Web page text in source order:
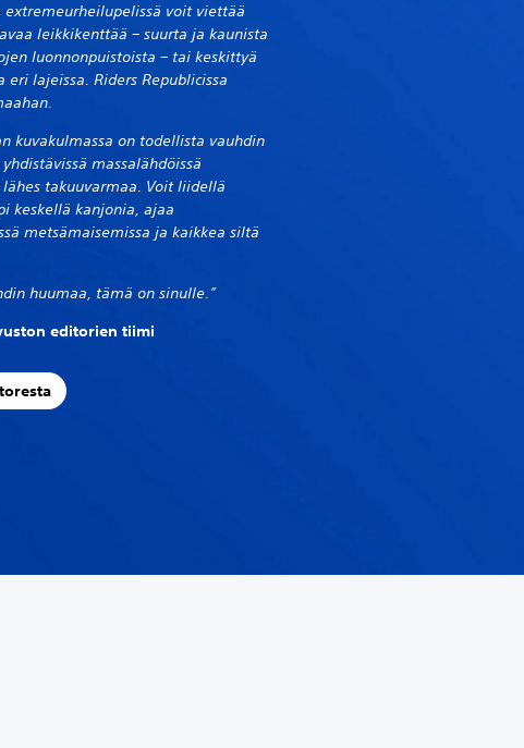
extremeurheilupelissä voit viettää
leikkikenttää – suurta ja kaunista
luonnonpuistoista – tai keskittyä
lajeissa. Riders Republicissa
kuvakulmassa on todellista vauhdin
massalähdöissä
takuuvarmaa. Voit liidellä
keskellä kanjonia, ajaa
metsämaisemissa ja kaikkea siltä
huumaa, tämä on sinulle.”
editorien tiimi